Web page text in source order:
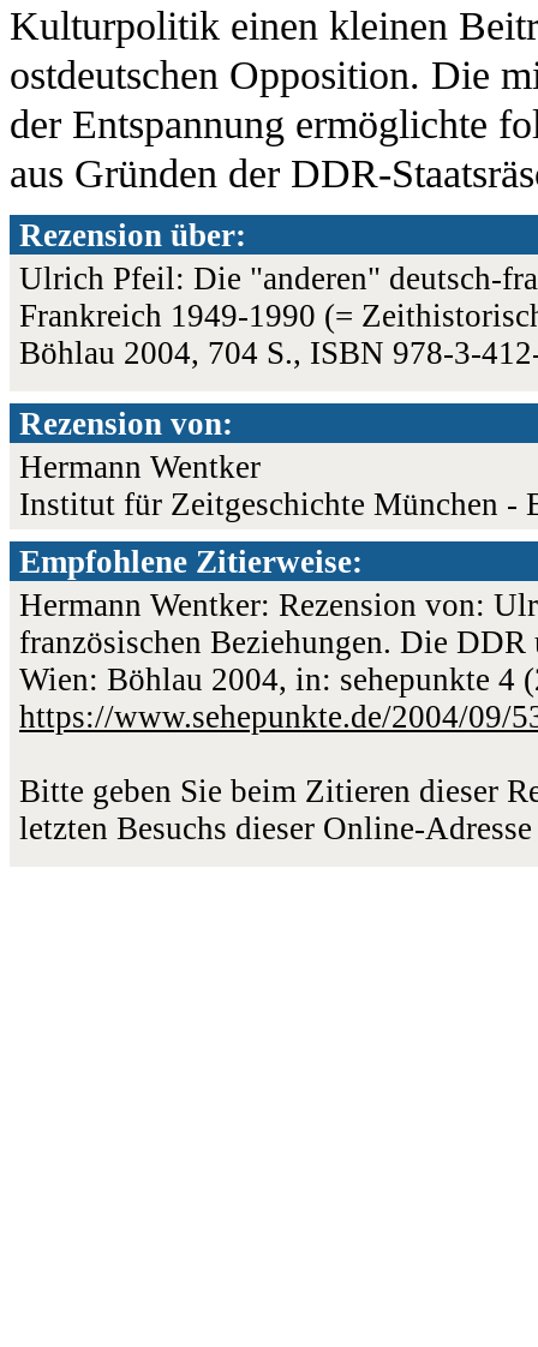
Kulturpolitik einen kleinen
ostdeutschen Opposition. Die
der Entspannung ermöglichte
aus Gründen der DDR-
Rezension über:
Ulrich Pfeil: Die "anderen" deutsch-
Frankreich 1949-1990 (=
Böhlau 2004, 704 S., ISBN 978-3-
Rezension von:
Hermann Wentker
Institut für Zeitgeschichte München -
Empfohlene Zitierweise:
Hermann Wentker: Rezension von:
französischen Beziehungen. Die
Wien: Böhlau 2004, in: sehepunkte
https://www.sehepunkte.de/2004/09/
Bitte geben Sie beim Zitieren dieser
letzten Besuchs dieser Online-Adresse